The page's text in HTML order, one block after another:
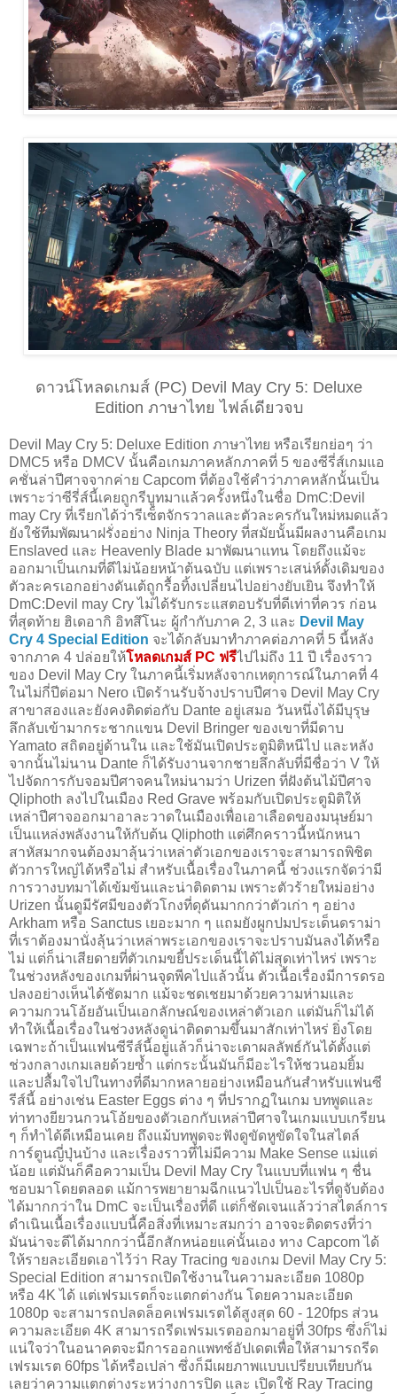
ดาวน์โหลดเกมส์ (PC) Devil May Cry 5: Deluxe
Edition ภาษาไทย ไฟล์เดียวจบ
Devil May Cry 5: Deluxe Edition ภาษาไทย หรือเรียกย่อๆ ว่า
DMC5 หรือ DMCV นั้นคือเกมภาคหลักภาคที่ 5 ของซีรี่ส์เกมแอ
คชั่นล่าปีศาจจากค่าย Capcom ที่ต้องใช้คำว่าภาคหลักนั้นเป็น
เพราะว่าซีรี่ส์นี้เคยถูกรีบูทมาแล้วครั้งหนึ่งในชื่อ DmC:Devil
may Cry ที่เรียกได้ว่ารีเซ็ตจักรวาลและตัวละครกันใหม่หมดแล้ว
ยังใช้ทีมพัฒนาฝรั่งอย่าง Ninja Theory ที่สมัยนั้นมีผลงานคือเกม
Enslaved และ Heavenly Blade มาพัฒนาแทน โดยถึงแม้จะ
ออกมาเป็นเกมที่ดีไม่น้อยหน้าต้นฉบับ แต่เพราะเสน่ห์ดั้งเดิมของ
ตัวละครเอกอย่างดันเต้ถูกรื้อทิ้งเปลี่ยนไปอย่างยับเยิน จึงทำให้
DmC:Devil may Cry ไม่ได้รับกระแสตอบรับที่ดีเท่าที่ควร ก่อน
ที่สุดท้าย ฮิเดอากิ อิทสึโนะ ผู้กำกับภาค 2, 3 และ Devil May
Cry 4 Special Edition จะได้กลับมาทำภาคต่อภาคที่ 5 นี้หลัง
จากภาค 4 ปล่อยให้โหลดเกมส์ PC ฟรีไปไม่ถึง 11 ปี เรื่องราว
ของ Devil May Cry ในภาคนี้เริ่มหลังจากเหตุการณ์ในภาคที่ 4
ในไม่กี่ปีต่อมา Nero เปิดร้านรับจ้างปราบปีศาจ Devil May Cry
สาขาสองและยังคงติดต่อกับ Dante อยู่เสมอ วันหนึ่งได้มีบุรุษ
ลึกลับเข้ามากระชากแขน Devil Bringer ของเขาที่มีดาบ
Yamato สถิตอยู่ด้านใน และใช้มันเปิดประตูมิติหนีไป และหลัง
จากนั้นไม่นาน Dante ก็ได้รับงานจากชายลึกลับที่มีชื่อว่า V ให้
ไปจัดการกับจอมปีศาจคนใหม่นามว่า Urizen ที่ฝังต้นไม้ปีศาจ
Qliphoth ลงไปในเมือง Red Grave พร้อมกับเปิดประตูมิติให้
เหล่าปีศาจออกมาอาละวาดในเมืองเพื่อเอาเลือดของมนุษย์มา
เป็นแหล่งพลังงานให้กับต้น Qliphoth แต่ศึกคราวนี้หนักหนา
สาหัสมากจนต้องมาลุ้นว่าเหล่าตัวเอกของเราจะสามารถพิชิต
ตัวการใหญ่ได้หรือไม่ สำหรับเนื้อเรื่องในภาคนี้ ช่วงแรกจัดว่ามี
การวางบทมาได้เข้มข้นและน่าติดตาม เพราะตัวร้ายใหม่อย่าง
Urizen นั้นดูมีรัศมีของตัวโกงที่ดุดันมากกว่าตัวเก่า ๆ อย่าง
Arkham หรือ Sanctus เยอะมาก ๆ แถมยังผูกปมประเด็นดราม่า
ที่เราต้องมานั่งลุ้นว่าเหล่าพระเอกของเราจะปราบมันลงได้หรือ
ไม่ แต่ก็น่าเสียดายที่ตัวเกมขยี้ประเด็นนี้ได้ไม่สุดเท่าไหร่ เพราะ
ในช่วงหลังของเกมที่ผ่านจุดพีคไปแล้วนั้น ตัวเนื้อเรื่องมีการดรอ
ปลงอย่างเห็นได้ชัดมาก แม้จะชดเชยมาด้วยความห่ามและ
ความกวนโอ้ยอันเป็นเอกลักษณ์ของเหล่าตัวเอก แต่มันก็ไม่ได้
ทำให้เนื้อเรื่องในช่วงหลังดูน่าติดตามขึ้นมาสักเท่าไหร่ ยิ่งโดย
เฉพาะถ้าเป็นแฟนซีรีส์นี้อยู่แล้วก็น่าจะเดาผลลัพธ์กันได้ตั้งแต่
ช่วงกลางเกมเลยด้วยซ้ำ แต่กระนั้นมันก็มีอะไรให้ชวนอมยิ้ม
และปลื้มใจไปในทางที่ดีมากหลายอย่างเหมือนกันสำหรับแฟนซี
รีส์นี้ อย่างเช่น Easter Eggs ต่าง ๆ ที่ปรากฏในเกม บทพูดและ
ท่าทางยียวนกวนโอ้ยของตัวเอกกับเหล่าปีศาจในเกมแบบเกรียน
ๆ ก็ทำได้ดีเหมือนเคย​ ถึงแม้บทพูดจะฟังดูขัดหูขัดใจในสไตล์
การ์ตูนญี่ปุ่นบ้าง และเรื่องราวที่ไม่มีความ Make Sense แม่แต่
น้อย แต่มันก็คือความเป็น Devil May Cry ในแบบที่แฟน ๆ ชื่น
ชอบมาโดยตลอด แม้การพยายามฉีกแนวไปเป็นอะไรที่ดูจับต้อง
ได้มากกว่าใน DmC จะเป็นเรื่องที่ดี แต่ก็ชัดเจนแล้วว่าสไตล์การ
ดำเนินเนื้อเรื่องแบบนี้คือสิ่งที่เหมาะสมกว่า อาจจะติดตรงที่ว่า
มันน่าจะดีได้มากกว่านี้อีกสักหน่อยแค่นั้นเอง ทาง Capcom ได้
ให้รายละเอียดเอาไว้ว่า Ray Tracing ของเกม Devil May Cry 5:
Special Edition สามารถเปิดใช้งานในความละเอียด 1080p
หรือ 4K ได้ แต่เฟรมเรตก็จะแตกต่างกัน โดยความละเอียด
1080p จะสามารถปลดล็อคเฟรมเรตได้สูงสุด 60 - 120fps ส่วน
ความละเอียด 4K สามารถรีดเฟรมเรตออกมาอยู่ที่ 30fps ซึ่งก็ไม่
แน่ใจว่าในอนาคตจะมีการออกแพทช์อัปเดตเพื่อให้สามารถรีด
เฟรมเรต 60fps ได้หรือเปล่า ซึ่งก็มีเผยภาพแบบเปรียบเทียบกัน
เลยว่าความแตกต่างระหว่างการปิด และ เปิดใช้ Ray Tracing